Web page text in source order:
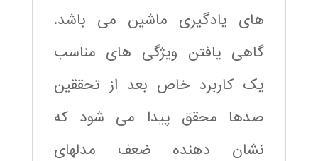
های یادگیری ماشین می باشد.
گاهی یافتن ویژگی های مناسب
یک کاربرد خاص بعد از تحققین
صدها محقق پیدا می شود که
نشان دهنده ضعف مدلهای